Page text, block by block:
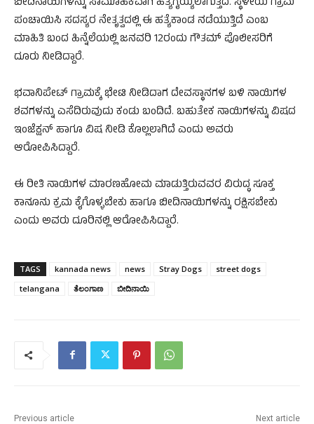
ಪಂಚಾಯಿಸಿ ಸದಸ್ಯರ ನೇತೃತ್ವದಲ್ಲಿ ಈ ಹತ್ಯೆಕಾಂಡ ನಡೆಯುತ್ತಿದೆ ಎಂಬ
ಮಾಹಿತಿ ಬಂದ ಹಿನ್ನೆಲೆಯಲ್ಲಿ ಜನವರಿ 12ರಂದು ಗೌತಮ್‌ ಪೊಲೀಸರಿಗೆ
ದೂರು ನೀಡಿದ್ದಾರೆ.
ಭವಾನಿಪೇಟ್‌ ಗ್ರಾಮಕ್ಕೆ ಭೇಟಿ ನೀಡಿದಾಗ ದೇವಸ್ಥಾನಗಳ ಬಳಿ ನಾಯಿಗಳ
ಶವಗಳನ್ನು ಎಸೆದಿರುವುದು ಕಂಡು ಬಂದಿದೆ. ಬಹುತೇಕ ನಾಯಿಗಳನ್ನು ವಿಷದ
ಇಂಜೆಕ್ಷನ್‌ ಹಾಗೂ ವಿಷ ನೀಡಿ ಕೊಲ್ಲಲಾಗಿದೆ ಎಂದು ಅವರು
ಆರೋಪಿಸಿದ್ದಾರೆ.
ಈ ರೀತಿ ನಾಯಿಗಳ ಮಾರಣಹೋಮ ಮಾಡುತ್ತಿರುವವರ ವಿರುದ್ಧ ಸೂಕ್ತ
ಕಾನೂನು ಕ್ರಮ ಕೈಗೊಳ್ಳಬೇಕು ಹಾಗೂ ಬೀದಿನಾಯಿಗಳನ್ನು ರಕ್ಷಿಸಬೇಕು
ಎಂದು ಅವರು ದೂರಿನಲ್ಲಿ ಆರೋಪಿಸಿದ್ದಾರೆ.
TAGS kannada news news Stray Dogs
street dogs
telangana
ತೆಲಂಗಾಣ ಬೀದಿನಾಯಿ
Previous article Next article